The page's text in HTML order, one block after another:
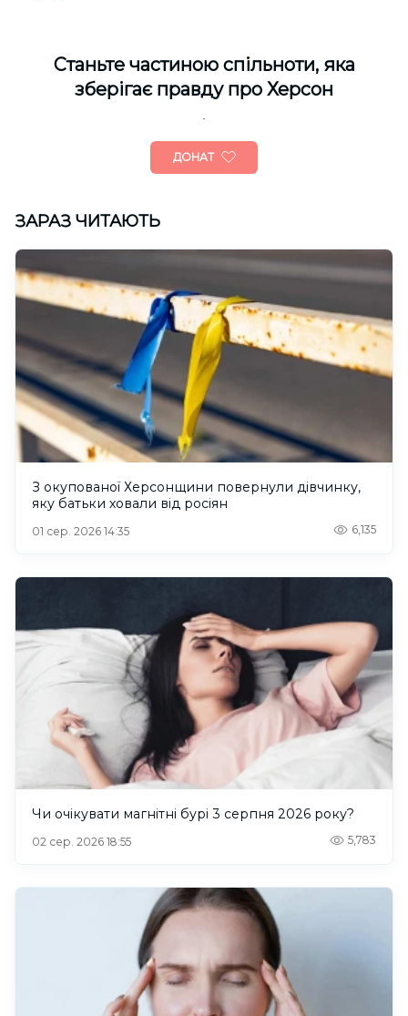
Cтаньте частиною спільноти, яка
зберігає правду про Херсон
ДОНАТ
ЗАРАЗ ЧИТАЮТЬ
З окупованої Херсонщини повернули дівчинку,
яку батьки ховали від росіян
01 сер. 2026 14:35 6,135
Чи очікувати магнітні бурі 3 серпня 2026 року?
02 сер. 2026 18:55 5,783